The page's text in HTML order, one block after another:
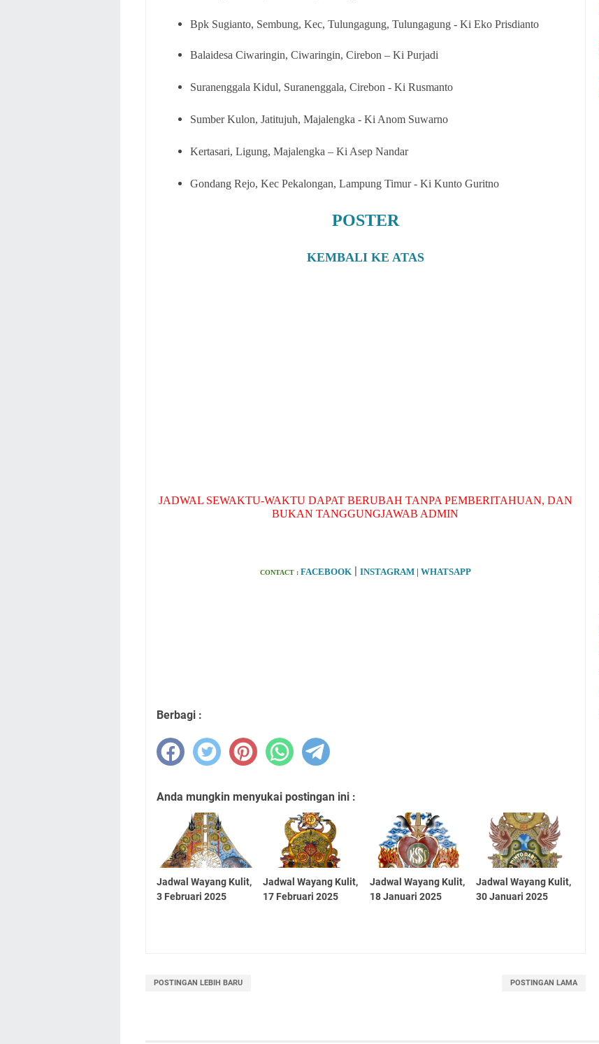
Bpk Sugianto, Sembung, Kec, Tulungagung, Tulungagung - Ki Eko Prisdianto
Balaidesa Ciwaringin, Ciwaringin, Cirebon – Ki Purjadi
Suranenggala Kidul, Suranenggala, Cirebon - Ki Rusmanto
Sumber Kulon, Jatitujuh, Majalengka - Ki Anom Suwarno
Kertasari, Ligung, Majalengka – Ki Asep Nandar
Gondang Rejo, Kec Pekalongan, Lampung Timur - Ki Kunto Guritno
POSTER
KEMBALI KE ATAS
JADWAL SEWAKTU-WAKTU DAPAT BERUBAH TANPA PEMBERITAHUAN, DAN
BUKAN TANGGUNGJAWAB ADMIN
CONTACT : FACEBOOK| INSTAGRAM| WHATSAPP
Berbagi :
Anda mungkin menyukai postingan ini :
Jadwal Wayang Kulit,
3 Februari 2025
Jadwal Wayang Kulit,
17 Februari 2025
Jadwal Wayang Kulit,
18 Januari 2025
Jadwal Wayang Kulit,
30 Januari 2025
POSTINGAN LEBIH BARU POSTINGAN LAMA